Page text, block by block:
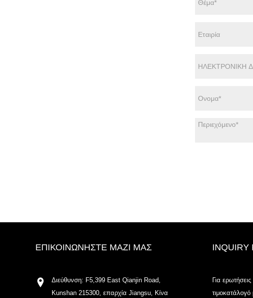
ΕΠΙΚΟΙΝΩΝΉΣΤΕ ΜΑΖΊ ΜΑΣ
Διεύθυνση: F5,399 East Qianjin Road,
Kunshan 215300, επαρχία Jiangsu, Κίνα
INQUIRY
Για